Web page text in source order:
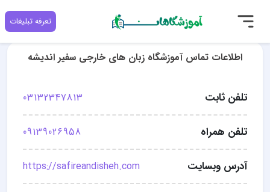
تعرفه تبلیغات
اطلاعات تماس آموزشگاه زبان های خارجی سفیر اندیشه
تلفن ثابت 03132347813
تلفن همراه 09139026958
آدرس وبسایت https://safireandisheh.com